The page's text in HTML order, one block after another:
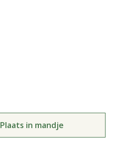
Plaats in mandje